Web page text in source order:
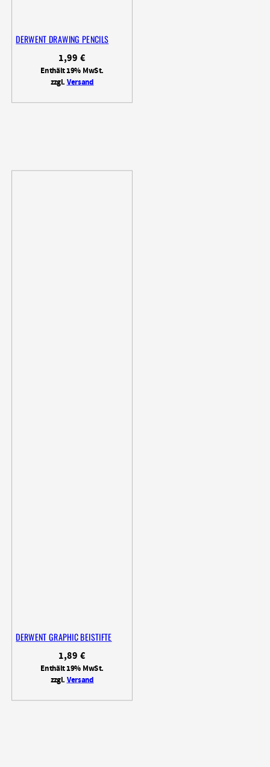
DERWENT DRAWING PENCILS
1,99 €
Enthält 19% MwSt.
zzgl.Versand
DERWENT GRAPHIC BEISTIFTE
1,89 €
Enthält 19% MwSt.
zzgl.Versand